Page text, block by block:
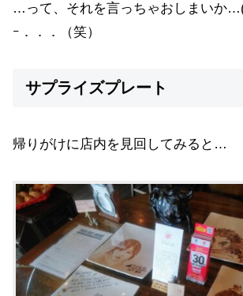
…って、それを言っちゃおしまいか
ｰ．．．（笑）
サプライズプレート
帰りがけに店内を見回してみると…